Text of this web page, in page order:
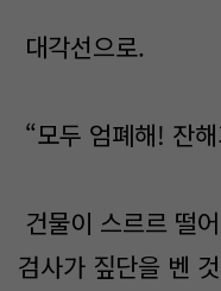
대각선으로.
“모두 엄폐해! 잔
건물이 스르르 떨
검사가 짚단을 벤